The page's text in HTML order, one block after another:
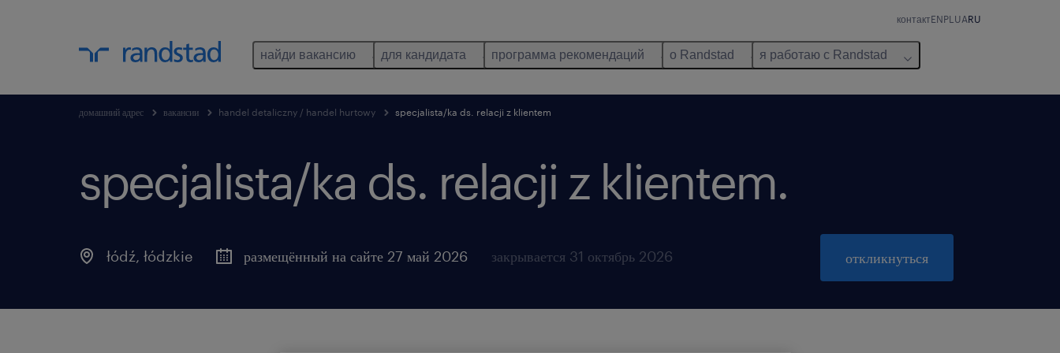
контактENPL UARU
найди вакансию для кандидата программа рекомендаций о Randstad я работаю с Randstad
домашний адрес вакансии handel detaliczny / handel hurtowy specjalista/ka ds. relacji z klientem
specjalista/ka ds. relacji z klientem.
łódź, łódzkie размещённый на сайте 27 май 2026 закрывается 31 октябрь 2026 откликнуться